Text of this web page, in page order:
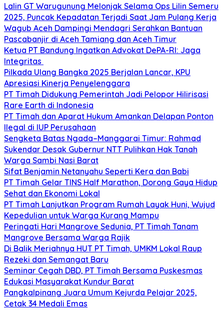
Lalin GT Warugunung Melonjak Selama Ops Lilin Semeru
2025, Puncak Kepadatan Terjadi Saat Jam Pulang Kerja
Wagub Aceh Dampingi Mendagri Serahkan Bantuan
Pascabanjir di Aceh Tamiang dan Aceh Timur
Ketua PT Bandung Ingatkan Advokat DePA-RI: Jaga
Integritas
Pilkada Ulang Bangka 2025 Berjalan Lancar, KPU
Apresiasi Kinerja Penyelenggara
PT Timah Didukung Pemerintah Jadi Pelopor Hilirisasi
Rare Earth di Indonesia
PT Timah dan Aparat Hukum Amankan Delapan Ponton
Ilegal di IUP Perusahaan
Sengketa Batas Ngada–Manggarai Timur: Rahmad
Sukendar Desak Gubernur NTT Pulihkan Hak Tanah
Warga Sambi Nasi Barat
Sifat Benjamin Netanyahu Seperti Kera dan Babi
PT Timah Gelar TINS Half Marathon, Dorong Gaya Hidup
Sehat dan Ekonomi Lokal
PT Timah Lanjutkan Program Rumah Layak Huni, Wujud
Kepedulian untuk Warga Kurang Mampu
Peringati Hari Mangrove Sedunia, PT Timah Tanam
Mangrove Bersama Warga Rajik
Di Balik Meriahnya HUT PT Timah, UMKM Lokal Raup
Rezeki dan Semangat Baru
Seminar Cegah DBD, PT Timah Bersama Puskesmas
Edukasi Masyarakat Kundur Barat
Pangkalpinang Juara Umum Kejurda Pelajar 2025,
Cetak 34 Medali Emas